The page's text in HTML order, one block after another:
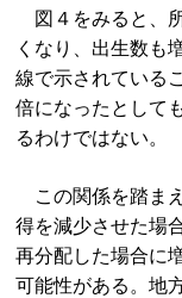
図４をみると、
くなり、出生数も
線で示されている
倍になったとして
るわけではない。
この関係を踏ま
得を減少させた場
再分配した場合に
可能性がある。地